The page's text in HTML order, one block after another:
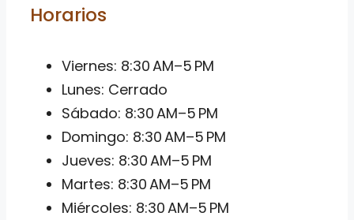
Horarios
Viernes: 8:30 AM–5 PM
Lunes: Cerrado
Sábado: 8:30 AM–5 PM
Domingo: 8:30 AM–5 PM
Jueves: 8:30 AM–5 PM
Martes: 8:30 AM–5 PM
Miércoles: 8:30 AM–5 PM